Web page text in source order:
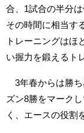
合、1試合の半分
その時間に相当す
トレーニングはほ
い握力を鍛えるト
3年春からは勝ち
ズン8勝をマーク
く、エースの役割